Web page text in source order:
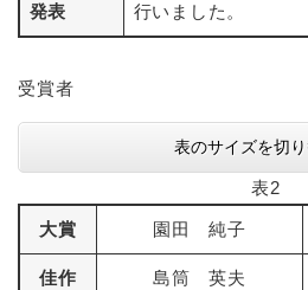
発表
行いました。
受賞者
表のサイズを切
表2
大賞 園田 純子
佳作 島筒 英夫